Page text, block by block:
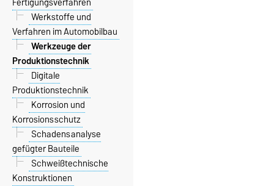
Werkstoffe und
Verfahren im Automobilbau
Werkzeuge der
Produktionstechnik
Digitale
Produktionstechnik
Korrosion und
Korrosionsschutz
Schadensanalyse
gefügter Bauteile
Schweißtechnische
Konstruktionen